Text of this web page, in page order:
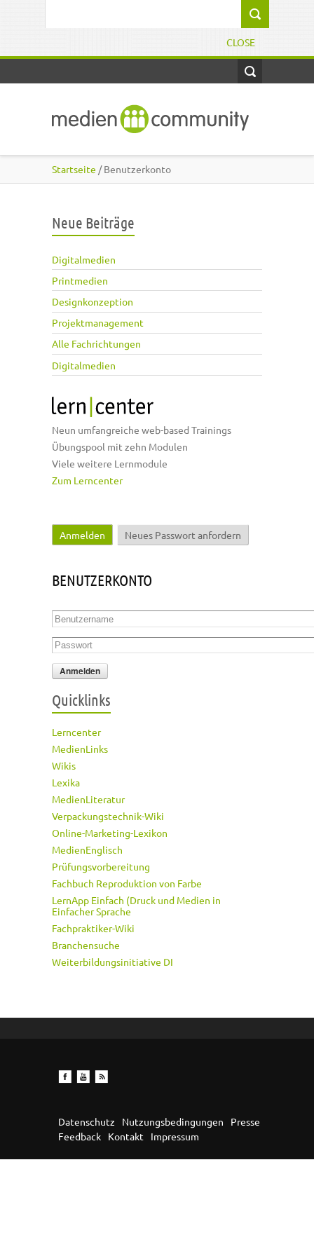
CLOSE
Startseite / Benutzerkonto
Neue Beiträge
Digitalmedien
Printmedien
Designkonzeption
Projektmanagement
Alle Fachrichtungen
Digitalmedien
Neun umfangreiche web-based Trainings
Übungspool mit zehn Modulen
Viele weitere Lernmodule
Zum Lerncenter
Haupt-Reiter
Anmelden (aktiver Reiter)
Neues Passwort anfordern
BENUTZERKONTO
Benutzername
Passwort
Quicklinks
Lerncenter
MedienLinks
Wikis
Lexika
MedienLiteratur
Verpackungstechnik-Wiki
Online-Marketing-Lexikon
MedienEnglisch
Prüfungsvorbereitung
Fachbuch Reproduktion von Farbe
LernApp Einfach (Druck und Medien in
Einfacher Sprache
Fachpraktiker-Wiki
Branchensuche
Weiterbildungsinitiative DI
Datenschutz Nutzungsbedingungen
Presse
Feedback
Kontakt Impressum